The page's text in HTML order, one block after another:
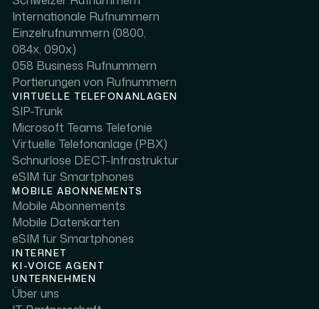
Internationale Rufnummern
Einzelrufnummern (0800,
084x, 090x)
058 Business Rufnummern
Portierungen von Rufnummern
VIRTUELLE TELEFONANLAGEN
SIP-Trunk
Microsoft Teams Telefonie
Virtuelle Telefonanlage (PBX)
Schnurlose DECT-Infrastruktur
eSIM für Smartphones
MOBILE ABONNEMENTS
Mobile Abonnements
Mobile Datenkarten
eSIM für Smartphones
INTERNET
KI-VOICE AGENT
UNTERNEHMEN
Über uns